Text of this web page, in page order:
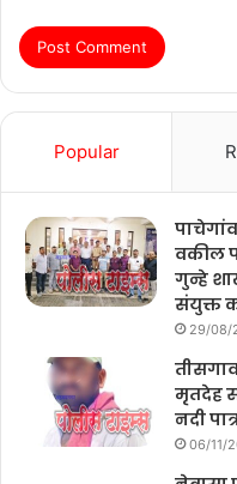
Popular
वकील
गुन्हे
संयुक्त
29/08/
मृतदेह
नदी
06/11/